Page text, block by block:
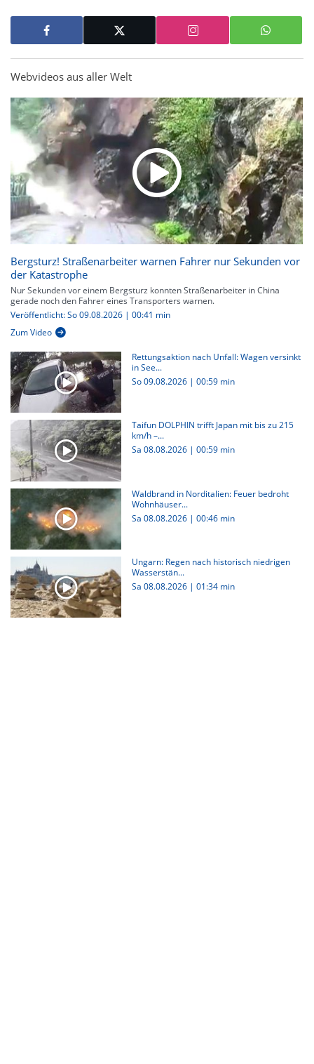
Webvideos aus aller Welt
Bergsturz! Straßenarbeiter warnen Fahrer nur Sekunden vor
der Katastrophe
Nur Sekunden vor einem Bergsturz konnten Straßenarbeiter in China
gerade noch den Fahrer eines Transporters warnen.
Veröffentlicht: So 09.08.2026 | 00:41 min
Zum Video
Rettungsaktion nach Unfall: Wagen versinkt
in See...
So 09.08.2026 | 00:59 min
Taifun DOLPHIN trifft Japan mit bis zu 215
km/h –...
Sa 08.08.2026 | 00:59 min
Waldbrand in Norditalien: Feuer bedroht
Wohnhäuser...
Sa 08.08.2026 | 00:46 min
Ungarn: Regen nach historisch niedrigen
Wasserstän...
Sa 08.08.2026 | 01:34 min